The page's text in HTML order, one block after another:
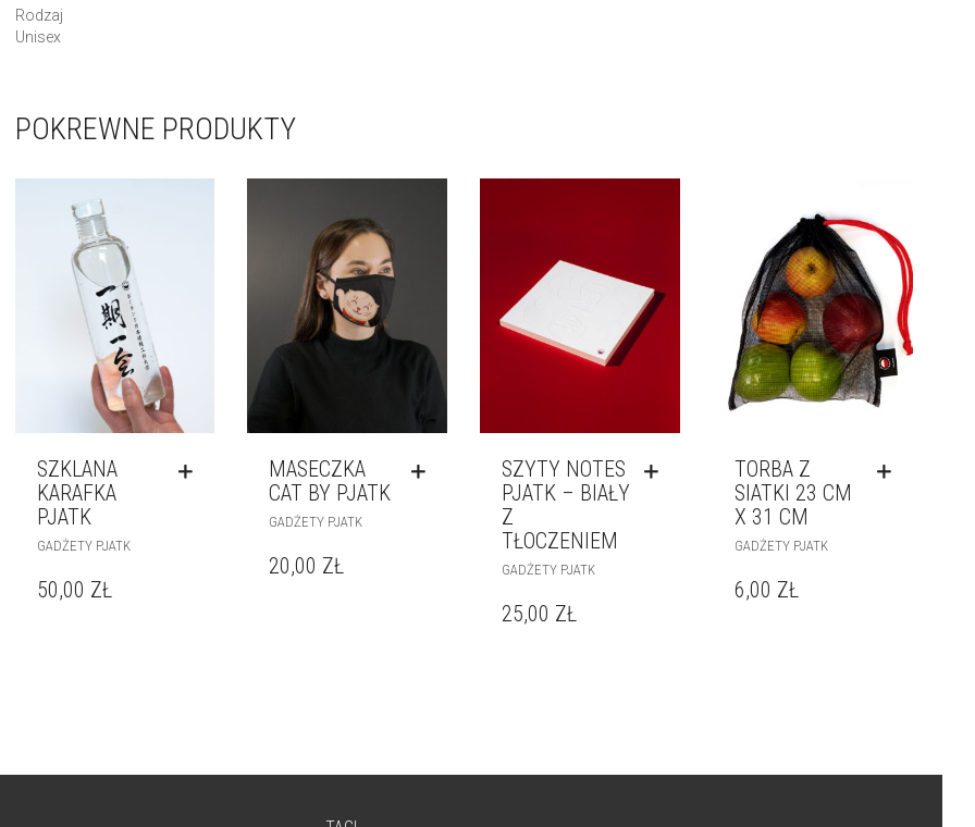
Rodzaj
Unisex
POKREWNE PRODUKTY
SZKLANA
KARAFKA
PJATK
GADŻETY PJATK
50,00 ZŁ
MASECZKA
CAT BY PJATK
GADŻETY PJATK
20,00 ZŁ
SZYTY NOTES
PJATK – BIAŁY
Z
TŁOCZENIEM
GADŻETY PJATK
25,00 ZŁ
TORBA Z
SIATKI 23 CM
X 31 CM
GADŻETY PJATK
6,00 ZŁ